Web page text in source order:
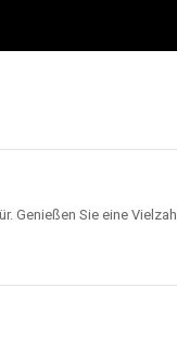
Genießen Sie eine Vielzahl